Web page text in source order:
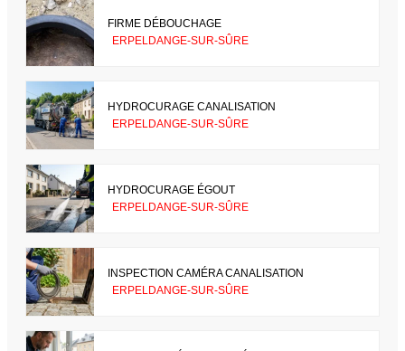
FIRME DÉBOUCHAGE
ERPELDANGE-SUR-SÛRE
HYDROCURAGE CANALISATION
ERPELDANGE-SUR-SÛRE
HYDROCURAGE ÉGOUT
ERPELDANGE-SUR-SÛRE
INSPECTION CAMÉRA CANALISATION
ERPELDANGE-SUR-SÛRE